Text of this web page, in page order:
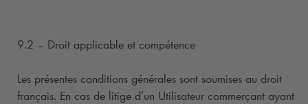
9.2 – Droit applicable et compétence
Les présentes conditions générales sont soumises au droit
français. En cas de litige d’un Utilisateur commerçant ayant